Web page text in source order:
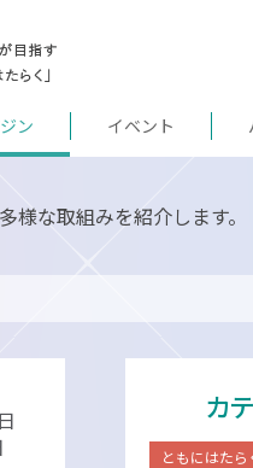
ン イベント
な取組みを紹介します。
カ
ともにはた